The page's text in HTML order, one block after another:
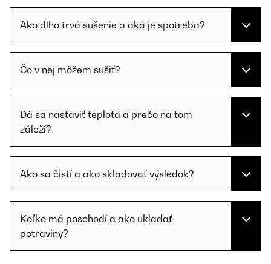
Ako dlho trvá sušenie a aká je spotreba?
Čo v nej môžem sušiť?
Dá sa nastaviť teplota a prečo na tom
záleží?
Ako sa čistí a ako skladovať výsledok?
Koľko má poschodí a ako ukladať
potraviny?